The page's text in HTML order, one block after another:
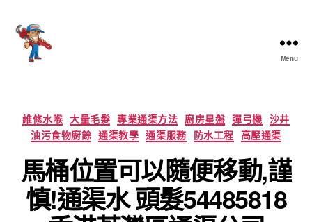
渠
大
Menu
Categories
維修水喉 大量毛髮 專業通渠方法 廚房星盤 彈弓機 沙井
油污食物廚餘 通渠教學 通渠服務 防水工程 高壓通渠
馬桶位置可以隨便移動,謹
慎!通渠水 頭髮54485818